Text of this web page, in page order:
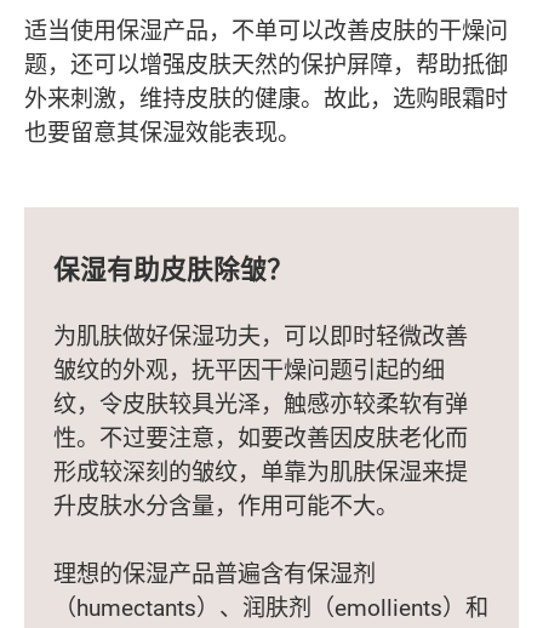
适当使用保湿产品，不单可以改善皮肤的干燥问
题，还可以增强皮肤天然的保护屏障，帮助抵御
外来刺激，维持皮肤的健康。故此，选购眼霜时
也要留意其保湿效能表现。
保湿有助皮肤除皱？
为肌肤做好保湿功夫，可以即时轻微改善
皱纹的外观，抚平因干燥问题引起的细
纹，令皮肤较具光泽，触感亦较柔软有弹
性。不过要注意，如要改善因皮肤老化而
形成较深刻的皱纹，单靠为肌肤保湿来提
升皮肤水分含量，作用可能不大。
理想的保湿产品普遍含有保湿剂
（humectants）、润肤剂（emollients）和